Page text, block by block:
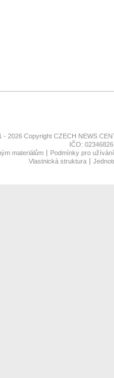
- 2026 Copyright CZECH NEWS
IČO:
materiálům
Podmínky pro
Vlastnická struktura